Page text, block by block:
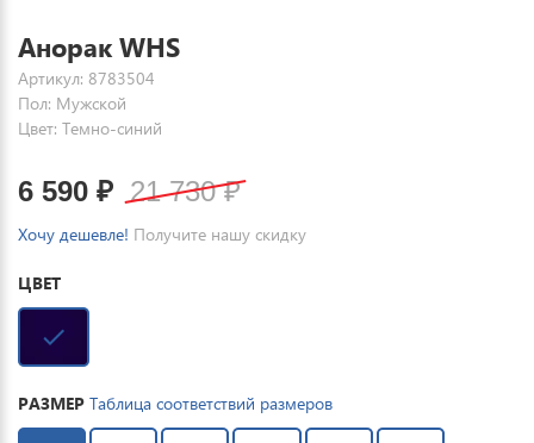
Анорак WHS
Артикул: 8783504
Пол: Мужской
Цвет: Темно-синий
6 590 ₽ 21 730₽
Хочу дешевле! Получите нашу скидку
ЦВЕТ
РАЗМЕР Таблица соответствий размеров